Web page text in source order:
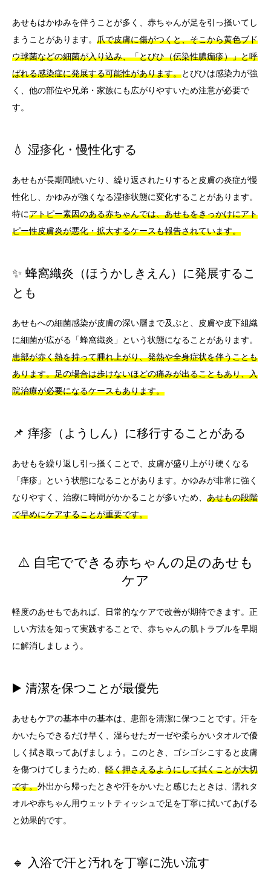
あせもはかゆみを伴うことが多く、赤ちゃんが足を引っ掻いてし
まうことがあります。 爪で皮膚に傷がつくと、そこから黄色ブド
ウ球菌などの細菌が入り込み、「とびひ（伝染性膿痂疹）」と呼
ばれる感染症に発展する可能性があります。とびひは感染力が強
く、他の部位や兄弟・家族にも広がりやすいため注意が必要で
す。
💧 湿疹化・慢性化する
あせもが長期間続いたり、繰り返されたりすると皮膚の炎症が慢
性化し、かゆみが強くなる湿疹状態に変化することがあります。
特にアトピー素因のある赤ちゃんでは、あせもをきっかけにアト
ピー性皮膚炎が悪化・拡大するケースも報告されています。
✨ 蜂窩織炎（ほうかしきえん）に発展するこ
とも
あせもへの細菌感染が皮膚の深い層まで及ぶと、皮膚や皮下組織
に細菌が広がる「蜂窩織炎」という状態になることがあります。
患部が赤く熱を持って腫れ上がり、発熱や全身症状を伴うことも
あります。足の場合は歩けないほどの痛みが出ることもあり、入
院治療が必要になるケースもあります。
📌 痒疹（ようしん）に移行することがある
あせもを繰り返し引っ掻くことで、皮膚が盛り上がり硬くなる
「痒疹」という状態になることがあります。かゆみが非常に強く
なりやすく、治療に時間がかかることが多いため、 あせもの段階
で早めにケアすることが重要です。
⚠️ 自宅でできる赤ちゃんの足のあせも
ケア
軽度のあせもであれば、日常的なケアで改善が期待できます。正
しい方法を知って実践することで、赤ちゃんの肌トラブルを早期
に解消しましょう。
▶️ 清潔を保つことが最優先
あせもケアの基本中の基本は、患部を清潔に保つことです。汗を
かいたらできるだけ早く、湿らせたガーゼや柔らかいタオルで優
しく拭き取ってあげましょう。このとき、ゴシゴシこすると皮膚
を傷つけてしまうため、 軽く押さえるようにして拭くことが大切
です。外出から帰ったときや汗をかいたと感じたときは、濡れタ
オルや赤ちゃん用ウェットティッシュで足を丁寧に拭いてあげる
と効果的です。
🔹 入浴で汗と汚れを丁寧に洗い流す